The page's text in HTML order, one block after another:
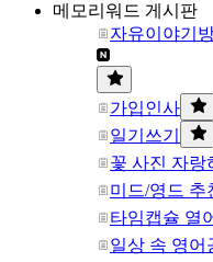
메모리워드 게시판
자유이야기
가입인사
일기쓰기
꽃 사진 자랑
미드/영드 추
타임캡슐 열
일상 속 영어